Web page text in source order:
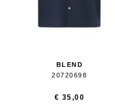
BLEND
20720698
€ 35,00